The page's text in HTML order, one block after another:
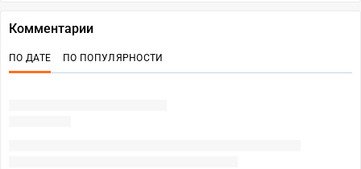
Комментарии
ПО ДАТЕ ПО ПОПУЛЯРНОСТИ